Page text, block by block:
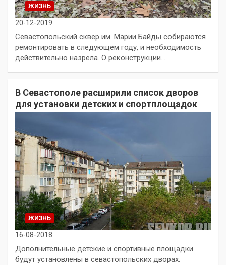
ЖИЗНЬ
20-12-2019
Севастопольский сквер им. Марии Байды собираются
ремонтировать в следующем году, и необходимость
действительно назрела. О реконструкции…
В Севастополе расширили список дворов
для установки детских и спортплощадок
ЖИЗНЬ
16-08-2018
Дополнительные детские и спортивные площадки
будут установлены в севастопольских дворах.